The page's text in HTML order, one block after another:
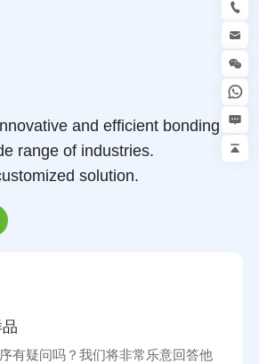
and efficient bonding
range of industries.
solution.
有疑问吗？我们将非常乐意回答他